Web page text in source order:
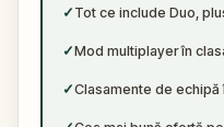
✓ Tot ce include Duo,
✓Mod multiplayer în
✓Clasamente de echipă